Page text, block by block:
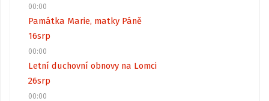
00:00
Památka Marie, matky Páně
16srp
00:00
Letní duchovní obnovy na Lomci
26srp
00:00